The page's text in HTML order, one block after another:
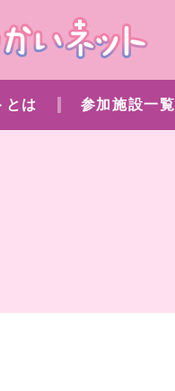
とは 参加施設一覧